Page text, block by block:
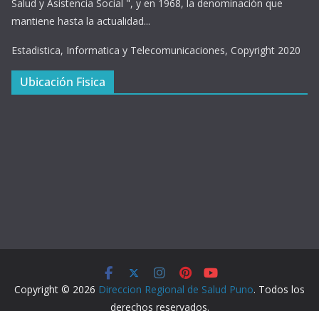
Salud y Asistencia Social ", y en 1968, la denominación que
mantiene hasta la actualidad...
Estadistica, Informatica y Telecomunicaciones, Copyright 2020
Ubicación Fisica
Copyright © 2026 Direccion Regional de Salud Puno. Todos los
derechos reservados.